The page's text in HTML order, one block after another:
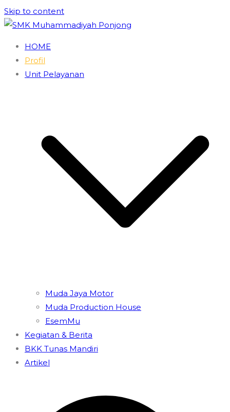
Skip to content
SMK Muhammadiyah Ponjong
Unggul dan Berdaya Saing
HOME
Profil
Unit Pelayanan
Muda Jaya Motor
Muda Production House
EsemMu
Kegiatan & Berita
BKK Tunas Mandiri
Artikel